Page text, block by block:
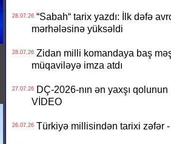
28.07.26“Sabah“ tarix yazdı: İlk dəfə
mərhələsinə yüksəldi
28.07.26Zidan milli komandaya baş
müqaviləyə imza atdı
27.07.26DÇ-2026-nın ən yaxşı
VİDEO
26.07.26Türkiyə millisindən tarixi zəfər